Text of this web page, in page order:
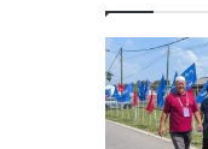
n
,
b
e
k